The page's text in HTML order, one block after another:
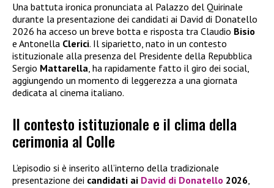
Una battuta ironica pronunciata al Palazzo del Quirinale
durante la presentazione dei candidati ai David di Donatello
2026 ha acceso un breve botta e risposta tra Claudio Bisio
e Antonella Clerici. Il siparietto, nato in un contesto
istituzionale alla presenza del Presidente della Repubblica
Sergio Mattarella, ha rapidamente fatto il giro dei social,
aggiungendo un momento di leggerezza a una giornata
dedicata al cinema italiano.
Il contesto istituzionale e il clima della
cerimonia al Colle
L’episodio si è inserito all’interno della tradizionale
presentazione dei candidati ai David di Donatello 2026